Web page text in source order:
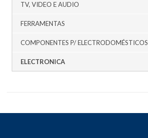
TV, VIDEO E AUDIO
FERRAMENTAS
COMPONENTES P/ ELECTRODOMÉSTICOS
ELECTRONICA